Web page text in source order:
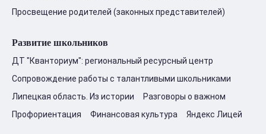
Просвещение родителей (законных представителей)
Развитие школьников
ДТ "Кванториум": региональный ресурсный центр
Сопровождение работы с талантливыми школьниками
Липецкая область. Из истории
Разговоры о важном
Профориентация
Финансовая культура Яндекс Лицей